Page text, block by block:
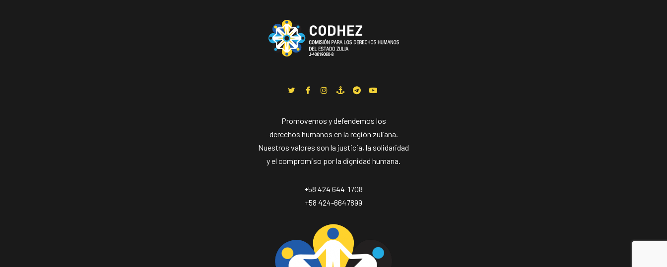
Promovemos y defendemos los
derechos humanos en la región zuliana.
Nuestros valores son la justicia, la solidaridad
y el compromiso por la dignidad humana.
+58 424 644-1708
+58 424-6647899